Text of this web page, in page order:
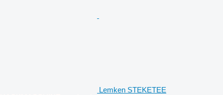
Lemken STEKETEE